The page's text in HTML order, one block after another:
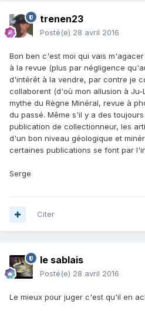
trenen23
Posté(e) 28 avril 2016
Bon ben c'est moi qui vais
à la revue (plus par négligence
d'intérêt à la vendre, par contre je
collaborent (d'où mon allusion à
mythe du Règne Minéral, revue à
du passé. Même s'il y a des
publication de collectionneur, les
d'un bon niveau géologique et
certaines publications se font par
Serge
Citer
le sablais
Posté(e) 28 avril 2016
Le mieux pour juger c'est qu'il en